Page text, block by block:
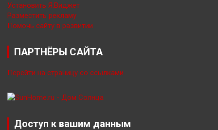
Установить Я.Виджет
Разместить рекламу
Помочь сайту в развитии
ПАРТНЁРЫ САЙТА
Перейти на страницу со ссылками
Доступ к вашим данным